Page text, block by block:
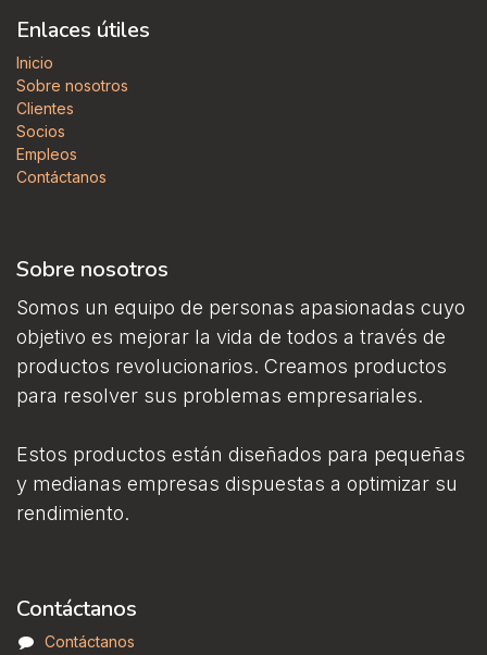
Enlaces útiles
Inicio
Sobre nosotros
Clientes
Socios
Empleos
Contáctanos
Sobre nosotros
Somos un equipo de personas apasionadas cuyo
objetivo es mejorar la vida de todos a través de
productos revolucionarios. Creamos productos
para resolver sus problemas empresariales.
Estos productos están diseñados para pequeñas
y medianas empresas dispuestas a optimizar su
rendimiento.
Contáctanos
Contáctanos